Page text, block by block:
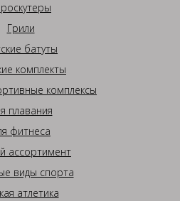
Грили
батуты
комплекты
комплексы
плавания
фитнеса
ассортимент
виды спорта
атлетика